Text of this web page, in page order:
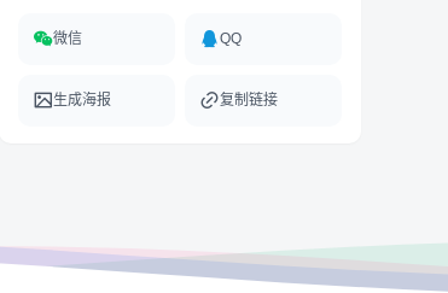
微信 QQ
生成海报 复制链接